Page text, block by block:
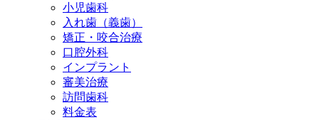
小児歯科
入れ歯（義歯）
矯正・咬合治療
口腔外科
インプラント
審美治療
訪問歯科
料金表